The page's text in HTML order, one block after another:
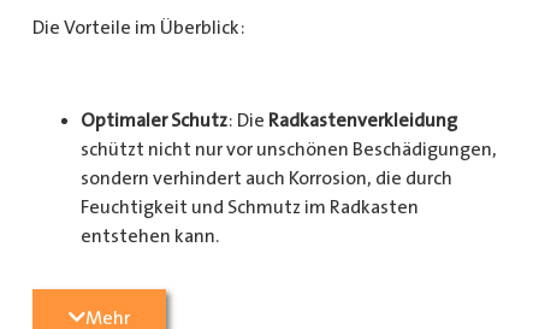
Die Vorteile im Überblick:
Optimaler Schutz: Die Radkastenverkleidung
schützt nicht nur vor unschönen Beschädigungen,
sondern verhindert auch Korrosion, die durch
Feuchtigkeit und Schmutz im Radkasten
entstehen kann.
Langlebigkeit
Mehr